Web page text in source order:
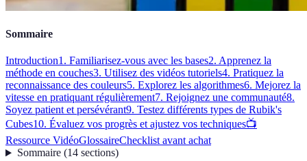
Sommaire
Introduction1. Familiarisez-vous avec les bases2. Apprenez la
méthode en couches3. Utilisez des vidéos tutoriels4. Pratiquez la
reconnaissance des couleurs5. Explorez les algorithmes6. Mejorez la
vitesse en pratiquant régulièrement7. Rejoignez une communauté8.
Soyez patient et persévérant9. Testez différents types de Rubik's
Cubes10. Évaluez vos progrès et ajustez vos techniques📺
Ressource VidéoGlossaireChecklist avant achat
Sommaire(14 sections)